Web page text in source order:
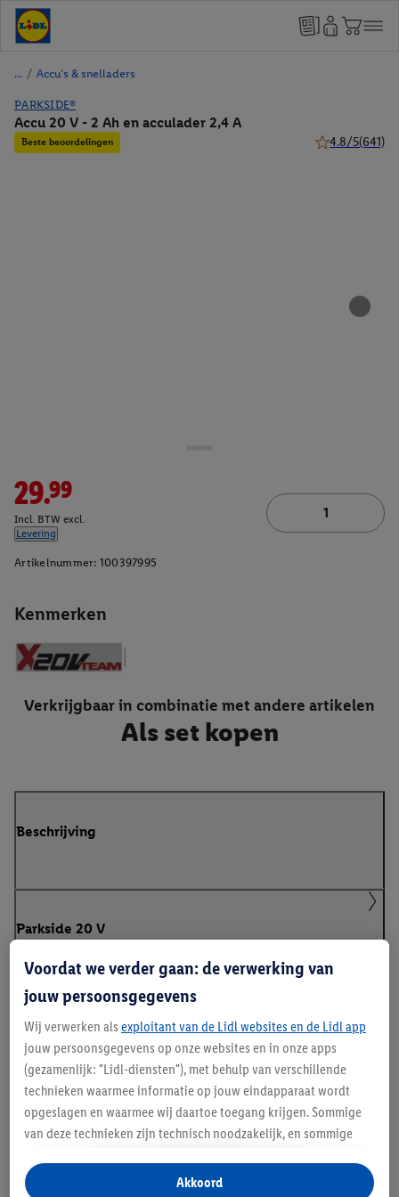
/ Accu's & snelladers
PARKSIDE®
Accu 20 V - 2 Ah en acculader 2,4 A
Beste beoordelingen 4.8/5(641)
Kenmerken
29.99
Incl. BTW excl.
Levering
Artikelnummer: 100397995
Verkrijgbaar in combinatie met andere artikelen
Als set kopen
Beschrijving
Parkside 20 V
Klanteninformatie over batterijen Europese
Batterijenverordening
Handleidingen en downloads
Voordat we verder gaan: de verwerking van
jouw persoonsgegevens
Wij verwerken als exploitant van de Lidl websites en de Lidl app
jouw persoonsgegevens op onze websites en in onze apps
(gezamenlijk: "Lidl-diensten"), met behulp van verschillende
technieken waarmee informatie op jouw eindapparaat wordt
opgeslagen en waarmee wij daartoe toegang krijgen. Sommige
van deze technieken zijn technisch noodzakelijk, en sommige
opslaan van voorkeursinstellingen, het verzamelen en
Akkoord